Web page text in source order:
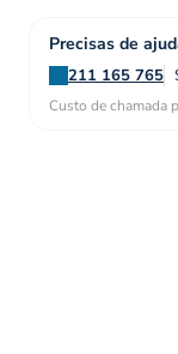
Precisas de
211 165 765
Custo de chamada